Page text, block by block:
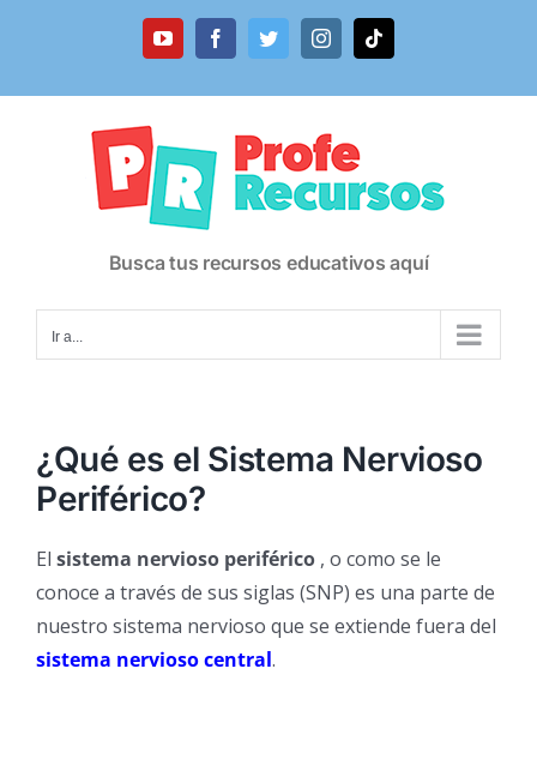
YouTubeFacebookTwitterInstagramTiktok
Busca tus recursos educativos aquí
Ir a...
¿Qué es el Sistema Nervioso
Periférico?
El sistema nervioso periférico , o como se le
conoce a través de sus siglas (SNP) es una parte de
nuestro sistema nervioso que se extiende fuera del
sistema nervioso central.